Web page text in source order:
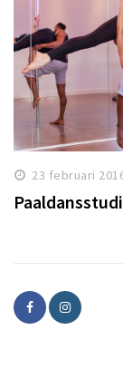
23 februari